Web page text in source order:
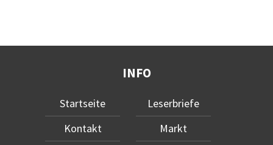
INFO
Startseite
Kontakt
Leserbriefe
Markt